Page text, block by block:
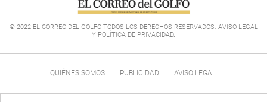
© 2022 EL CORREO DEL GOLFO TODOS LOS DERECHOS RESERVADOS. AVISO LEGAL
Y POLÍTICA DE PRIVACIDAD.
QUIÉNES SOMOS PUBLICIDAD AVISO LEGAL